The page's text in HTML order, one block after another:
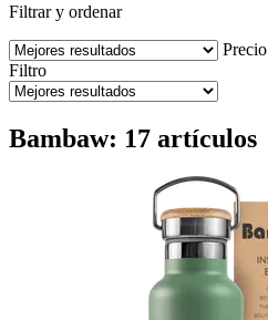
Filtrar y ordenar
Precio
Filtro
Bambaw: 17 artículos